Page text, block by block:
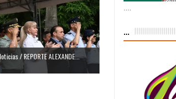
sus municipios frente al riesgo volcánico
frente a tres Alertas Tempranas con
estaba siendo lavado en la vía pública y
/ REPORTE ALEXANDE...
...